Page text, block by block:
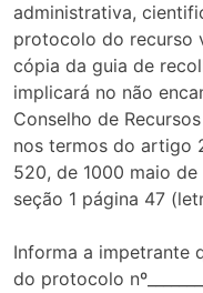
administrativa,
protocolo do recurso
cópia da guia de
implicará no não
Conselho de
nos termos do artigo
520, de 1000 maio
seção 1 página 47
Informa a impetrante
do protocolo